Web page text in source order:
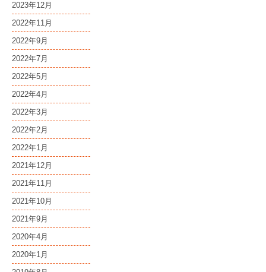
2023年12月
2022年11月
2022年9月
2022年7月
2022年5月
2022年4月
2022年3月
2022年2月
2022年1月
2021年12月
2021年11月
2021年10月
2021年9月
2020年4月
2020年1月